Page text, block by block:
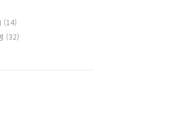
(14)
(32)